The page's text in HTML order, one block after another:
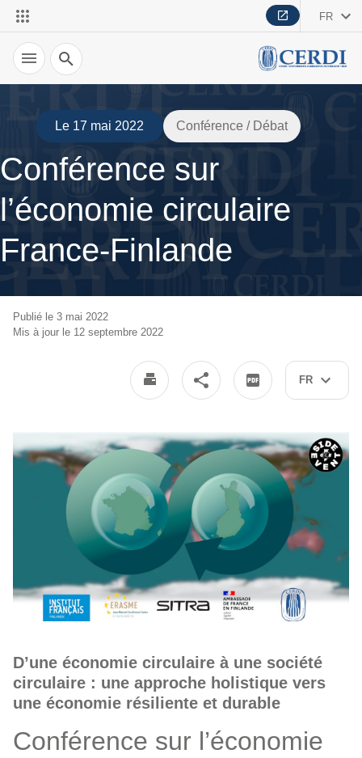
FR
Recherche
Le 17 mai 2022 Conférence / Débat
Conférence sur
l’économie circulaire
France-Finlande
FR
Publié le 3 mai 2022
Mis à jour le 12 septembre 2022
D’une économie circulaire à une société
circulaire : une approche holistique vers
une économie résiliente et durable
Conférence sur l’économie